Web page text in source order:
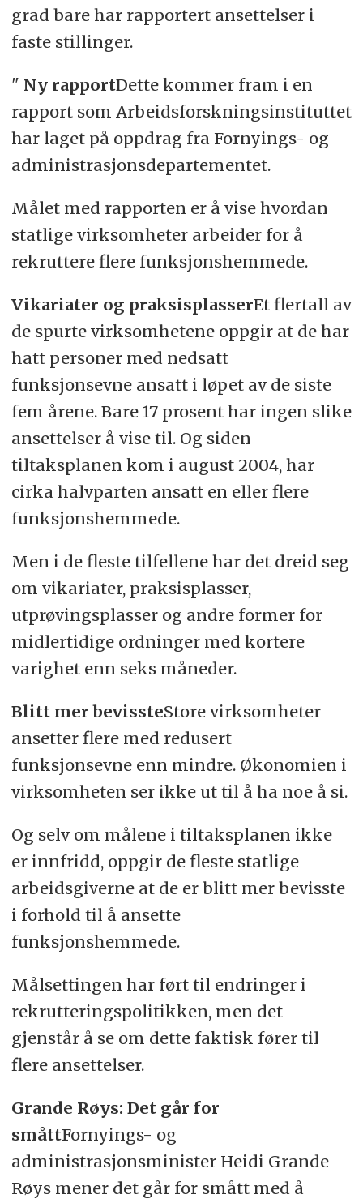
grad bare har rapportert ansettelser i
faste stillinger.
" Ny rapportDette kommer fram i en
rapport som Arbeidsforskningsinstituttet
har laget på oppdrag fra Fornyings- og
administrasjonsdepartementet.
Målet med rapporten er å vise hvordan
statlige virksomheter arbeider for å
rekruttere flere funksjonshemmede.
Vikariater og praksisplasserEt flertall av
de spurte virksomhetene oppgir at de har
hatt personer med nedsatt
funksjonsevne ansatt i løpet av de siste
fem årene. Bare 17 prosent har ingen slike
ansettelser å vise til. Og siden
tiltaksplanen kom i august 2004, har
cirka halvparten ansatt en eller flere
funksjonshemmede.
Men i de fleste tilfellene har det dreid seg
om vikariater, praksisplasser,
utprøvingsplasser og andre former for
midlertidige ordninger med kortere
varighet enn seks måneder.
Blitt mer bevissteStore virksomheter
ansetter flere med redusert
funksjonsevne enn mindre. Økonomien i
virksomheten ser ikke ut til å ha noe å si.
Og selv om målene i tiltaksplanen ikke
er innfridd, oppgir de fleste statlige
arbeidsgiverne at de er blitt mer bevisste
i forhold til å ansette
funksjonshemmede.
Målsettingen har ført til endringer i
rekrutteringspolitikken, men det
gjenstår å se om dette faktisk fører til
flere ansettelser.
Grande Røys: Det går for
småttFornyings- og
administrasjonsminister Heidi Grande
Røys mener det går for smått med å